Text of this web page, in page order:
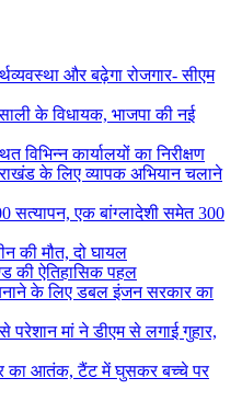
और बढ़ेगा रोजगार- सीएम
के विधायक, भाजपा की नई
विभिन्न कार्यालयों का निरीक्षण
के लिए व्यापक अभियान चलाने
एक बांग्लादेशी समेत 300
की मौत, दो घायल
की ऐतिहासिक पहल
के लिए डबल इंजन सरकार का
मां ने डीएम से लगाई गुहार,
का आतंक, टैंट में घुसकर बच्चे पर